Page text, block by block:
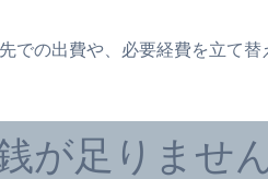
での出費や、必要経費を立て
が足りませ